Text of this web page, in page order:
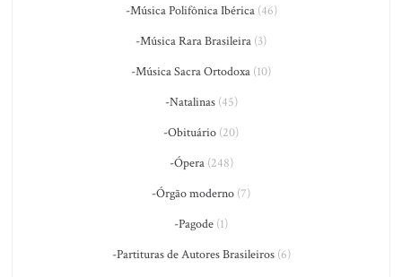
-Música Polifônica Ibérica(46)
-Música Rara Brasileira (3)
-Música Sacra Ortodoxa (10)
-Natalinas(45)
-Obituário (20)
-Ópera(248)
-Órgão moderno (7)
-Pagode (1)
-Partituras de Autores Brasileiros(6)